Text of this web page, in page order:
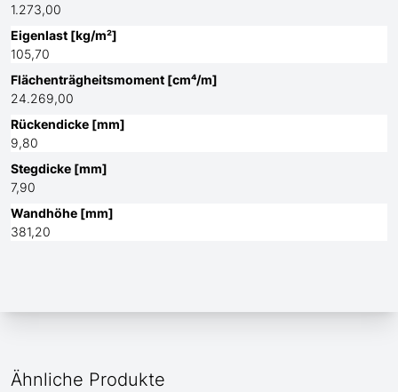
1.273,00
Eigenlast [kg/m²]
105,70
Flächenträgheitsmoment [cm⁴/m]
24.269,00
Rückendicke [mm]
9,80
Stegdicke [mm]
7,90
Wandhöhe [mm]
381,20
Ähnliche Produkte